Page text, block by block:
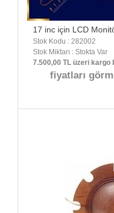
17 inc için LCD
Stok Kodu : 282002
Stok Miktarı : Stokta Var
7.500,00 TL üzeri kargo
fiyatları